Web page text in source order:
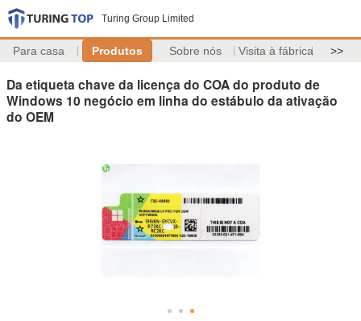
Turing Group Limited
Para casa Produtos Sobre nós Visita à fábrica >>
Da etiqueta chave da licença do COA do produto de
Windows 10 negócio em linha do estábulo da ativação
do OEM